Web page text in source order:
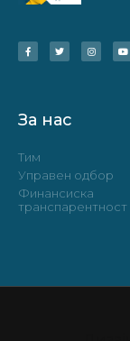
За нас
Тим
Управен одбор
Финансиска
транспарентност